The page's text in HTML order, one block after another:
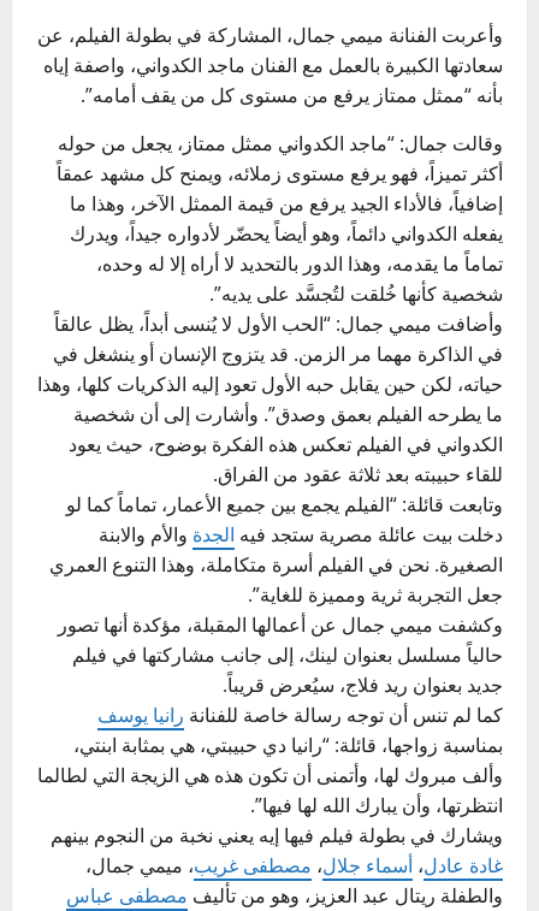
وأعربت الفنانة ميمي جمال، المشاركة في بطولة الفيلم، عن
سعادتها الكبيرة بالعمل مع الفنان ماجد الكدواني، واصفة إياه
بأنه “ممثل ممتاز يرفع من مستوى كل من يقف أمامه”.
وقالت جمال: “ماجد الكدواني ممثل ممتاز، يجعل من حوله
أكثر تميزاً، فهو يرفع مستوى زملائه، ويمنح كل مشهد عمقاً
إضافياً، فالأداء الجيد يرفع من قيمة الممثل الآخر، وهذا ما
يفعله الكدواني دائماً، وهو أيضاً يحضّر لأدواره جيداً، ويدرك
تماماً ما يقدمه، وهذا الدور بالتحديد لا أراه إلا له وحده،
شخصية كأنها خُلقت لتُجسَّد على يديه”.
وأضافت ميمي جمال: “الحب الأول لا يُنسى أبداً، يظل عالقاً
في الذاكرة مهما مر الزمن. قد يتزوج الإنسان أو ينشغل في
حياته، لكن حين يقابل حبه الأول تعود إليه الذكريات كلها، وهذا
ما يطرحه الفيلم بعمق وصدق”. وأشارت إلى أن شخصية
الكدواني في الفيلم تعكس هذه الفكرة بوضوح، حيث يعود
للقاء حبيبته بعد ثلاثة عقود من الفراق.
وتابعت قائلة: “الفيلم يجمع بين جميع الأعمار، تماماً كما لو
دخلت بيت عائلة مصرية ستجد فيه الجدة والأم والابنة
الصغيرة. نحن في الفيلم أسرة متكاملة، وهذا التنوع العمري
جعل التجربة ثرية ومميزة للغاية”.
وكشفت ميمي جمال عن أعمالها المقبلة، مؤكدة أنها تصور
حالياً مسلسل بعنوان لينك، إلى جانب مشاركتها في فيلم
جديد بعنوان ريد فلاج، سيُعرض قريباً.
كما لم تنس أن توجه رسالة خاصة للفنانة رانيا يوسف
بمناسبة زواجها، قائلة: “رانيا دي حبيبتي، هي بمثابة ابنتي،
وألف مبروك لها، وأتمنى أن تكون هذه هي الزيجة التي لطالما
انتظرتها، وأن يبارك الله لها فيها”.
ويشارك في بطولة فيلم فيها إيه يعني نخبة من النجوم بينهم
غادة عادل، أسماء جلال، مصطفى غريب، ميمي جمال،
والطفلة ريتال عبد العزيز، وهو من تأليف مصطفى عباس